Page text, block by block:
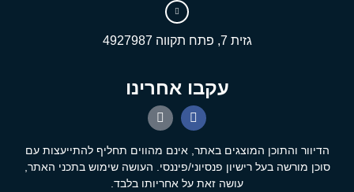
גזית 7, פתח תקווה 4927987
עקבו אחרינו
הדיוור והתוכן המוצגים באתר, אינם מהווים תחליף להתייעצות עם
סוכן מורשה בעל רישיון פנסיוני/פיננסי. העושה שימוש בתכני האתר,
עושה זאת על אחריותו בלבד.